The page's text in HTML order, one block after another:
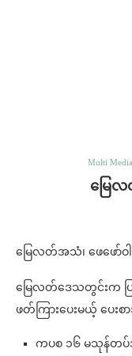
Multi Media
မြေလ
မြေလတ်အသံ၊ ဖေဖော်ဝါ
မြေလတ်ဒေသတွင်းက
ဖတ်ကြားပေးမယ့် ပေး
ကပစ ၁၆ မသုန်တပ်